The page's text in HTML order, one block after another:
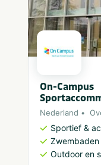
On-Campus
Nederland
Sportief &
Zwembaden
Outdoor en